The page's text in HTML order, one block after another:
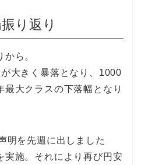
振り返り
ら。
大きく暴落となり、1000
最大クラスの下落幅となり
明を先週に出しました
実施。それにより再び円安